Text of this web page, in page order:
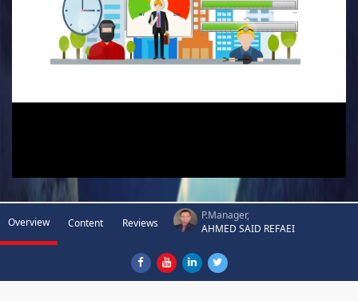
Overview Content Reviews
P.Manager,
AHMED SAID REFAEI